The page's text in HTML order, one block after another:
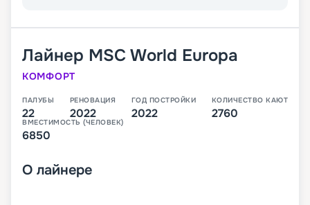
Лайнер MSC World Europa
КОМФОРТ
ПАЛУБЫ
22
РЕНОВАЦИЯ
2022
ГОД ПОСТРОЙКИ
2022
КОЛИЧЕСТВО КАЮТ
2760
ВМЕСТИМОСТЬ (ЧЕЛОВЕК)
6850
О лайнере